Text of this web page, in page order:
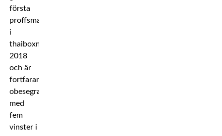
första
proffsmatch
i
thaiboxning
2018
och är
fortfarande
obesegrad
med
fem
vinster i